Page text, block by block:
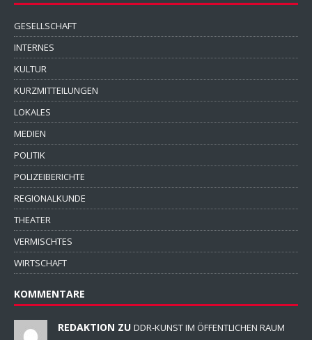
GESELLSCHAFT
INTERNES
KULTUR
KURZMITTEILUNGEN
LOKALES
MEDIEN
POLITIK
POLIZEIBERICHTE
REGIONALKUNDE
THEATER
VERMISCHTES
WIRTSCHAFT
KOMMENTARE
REDAKTION ZU DDR-KUNST IM ÖFFENTLICHEN RAUM